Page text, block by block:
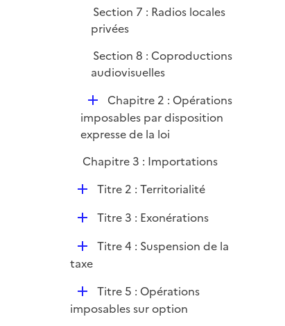
Section 7 : Radios locales
privées
Section 8 : Coproductions
audiovisuelles
D
é
p
i
e
Chapitre 2 : Opérations
imposables par disposition
expresse de la loi
Chapitre 3 : Importations
D
e
Titre 2 : Territorialité
D
l
r
Titre 3 : Exonérations
D
é
i
Titre 4 : Suspension de la
taxe
D
é
Titre 5 : Opérations
imposables sur option